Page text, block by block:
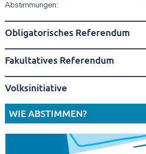
Abstimmungen:
Obligatorisches Referendum
Fakultatives Referendum
Volksinitiative
WIE ABSTIMMEN?